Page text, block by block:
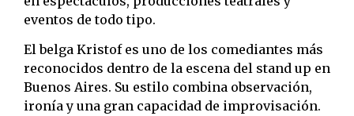
eventos de todo tipo.
El belga Kristof es uno de los comediantes más
reconocidos dentro de la escena del stand up en
Buenos Aires. Su estilo combina observación,
ironía y una gran capacidad de improvisación.